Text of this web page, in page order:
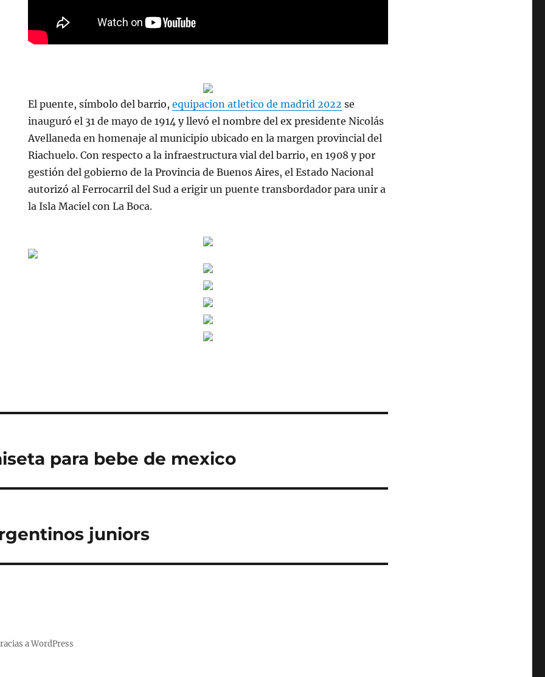
El puente, símbolo del barrio,equipacion atletico de madrid 2022 se
inauguró el 31 de mayo de 1914 y llevó el nombre del ex presidente Nicolás
Avellaneda en homenaje al municipio ubicado en la margen provincial del
Riachuelo. Con respecto a la infraestructura vial del barrio, en 1908 y por
gestión del gobierno de la Provincia de Buenos Aires, el Estado Nacional
autorizó al Ferrocarril del Sud a erigir un puente transbordador para unir a
la Isla Maciel con La Boca.
para bebe de mexico
juniors
a WordPress